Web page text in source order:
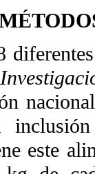
este